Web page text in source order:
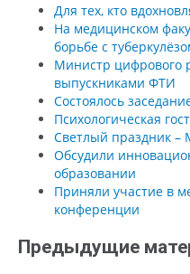
Для тех, кто
На медицинском
борьбе с
Министр цифрового
выпускниками ФТИ
Состоялось
Психологическая
Светлый праздник
Обсудили
образовании
Приняли участие в
конференции
Предыдущие